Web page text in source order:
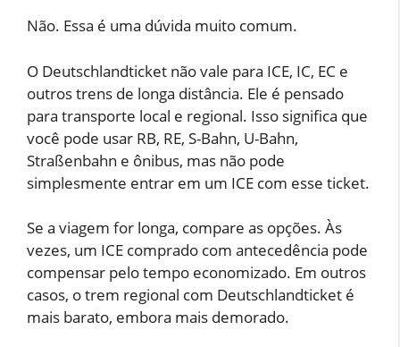
Não. Essa é uma dúvida muito comum.
O Deutschlandticket não vale para ICE, IC, EC e
outros trens de longa distância. Ele é pensado
para transporte local e regional. Isso significa que
você pode usar RB, RE, S-Bahn, U-Bahn,
Straßenbahn e ônibus, mas não pode
simplesmente entrar em um ICE com esse ticket.
Se a viagem for longa, compare as opções. Às
vezes, um ICE comprado com antecedência pode
compensar pelo tempo economizado. Em outros
casos, o trem regional com Deutschlandticket é
mais barato, embora mais demorado.